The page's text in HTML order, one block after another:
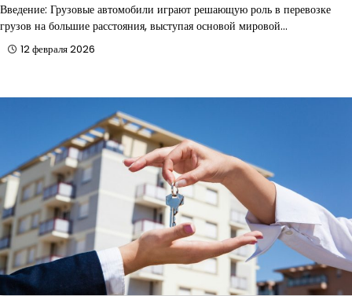
Введение: Грузовые автомобили играют решающую роль в перевозке
грузов на большие расстояния, выступая основой мировой…
12 февраля 2026